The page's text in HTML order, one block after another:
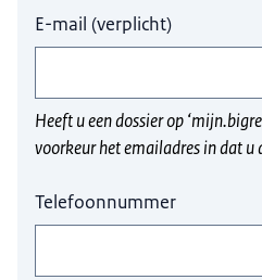
E-mail (verplicht)
Heeft u een dossier op
voorkeur het emailadres in dat u
Telefoonnummer